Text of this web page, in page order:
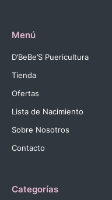
Menú
D’BeBe’S Puericultura
Tienda
Ofertas
Lista de Nacimiento
Sobre Nosotros
Contacto
Categorías